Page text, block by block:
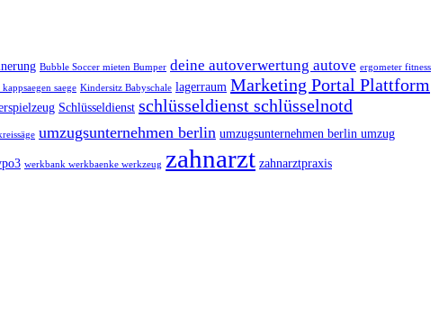
Bubble Soccer mieten Bumper deine autoverwertung autove ergometer fitness
kappsaegen saege Kindersitz Babyschale lagerraum Marketing Portal Plattform
Schlüsseldienst schlüsseldienst schlüsselnotd
umzugsunternehmen berlin umzugsunternehmen berlin umzug
werkbank werkbaenke werkzeug zahnarzt zahnarztpraxis